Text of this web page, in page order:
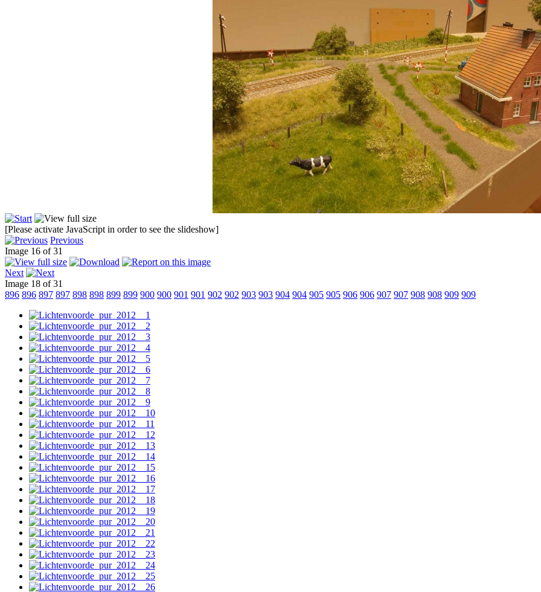
[Please activate JavaScript in order to see the slideshow]
Previous
Image 16 of 31
Next
Image 18 of 31
896 896 897 897 898 898 899 899 900 900 901 901 902 902 903 903 904 904 905 905 906 906 907 907 908 908 909 909